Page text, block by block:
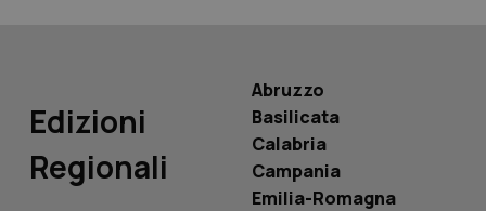
Edizioni
Regionali
Abruzzo
Basilicata
Calabria
Campania
Emilia-Romagna